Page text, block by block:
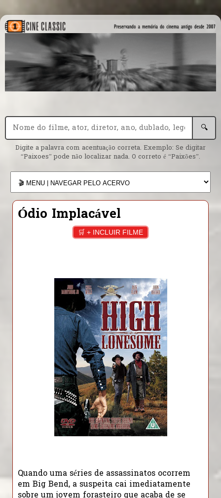
🔍
Digite a palavra com acentuação correta. Exemplo: Se digitar
“Paixoes” pode não localizar nada. O correto é “Paixões”.
Ódio Implacável
🛒 + INCLUIR FILME
Quando uma séries de assassinatos ocorrem
em Big Bend, a suspeita cai imediatamente
sobre um jovem forasteiro que acaba de se